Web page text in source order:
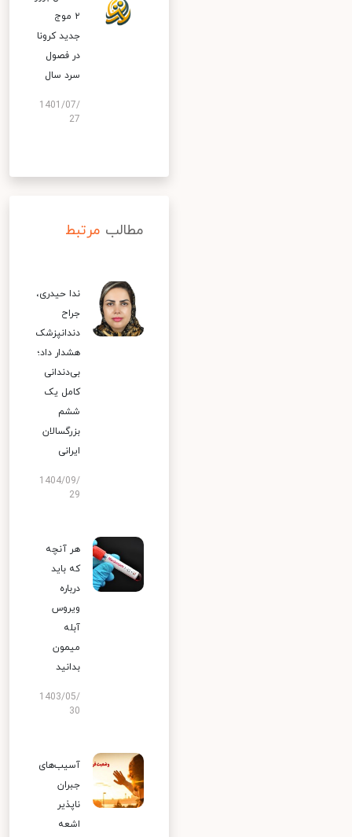
۲ موج
جدید کرونا
در فصول
سرد سال
1401/07/
27
مطالب مرتبط
ندا حیدری،
جراح
دندانپزشک
هشدار داد؛
بی‌دندانی
کامل یک
ششم
بزرگسالان
ایرانی
1404/09/
29
هر آنچه
که باید
درباره
ویروس
آبله
میمون
بدانید
1403/05/
30
آسیب‌های
جبران
ناپذیر
اشعه